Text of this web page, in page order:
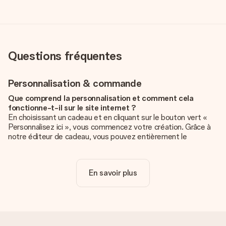
Questions fréquentes
Personnalisation & commande
Que comprend la personnalisation et comment cela
fonctionne-t-il sur le site internet ?
En choisissant un cadeau et en cliquant sur le bouton vert «
Personnalisez ici », vous commencez votre création. Grâce à
notre éditeur de cadeau, vous pouvez entièrement le
unique pour ajouter une touche finale à votre cadeau.
La personnalisation est-elle comprise dans le prix ?
En savoir plus